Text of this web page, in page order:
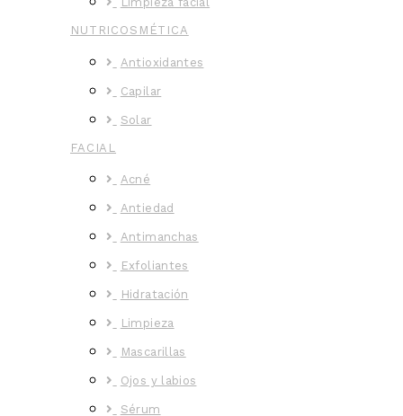
NUTRICOSMÉTICA
Antioxidantes
Capilar
Solar
FACIAL
Acné
Antiedad
Antimanchas
Exfoliantes
Hidratación
Limpieza
Mascarillas
Ojos y labios
Sérum